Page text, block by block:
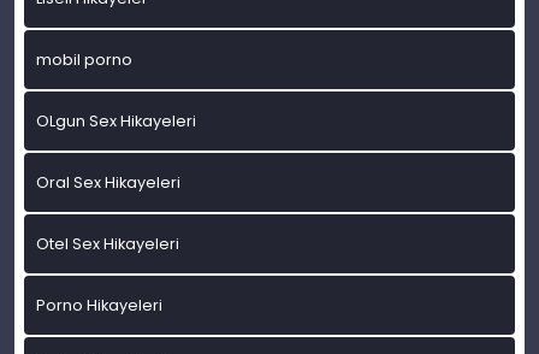
mobil porno
OLgun Sex Hikayeleri
Oral Sex Hikayeleri
Otel Sex Hikayeleri
Porno Hikayeleri